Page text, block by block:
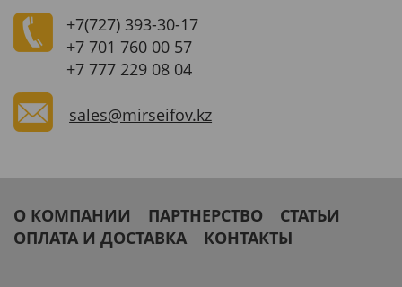
+7(727) 393-30-17
+7 701 760 00 57
+7 777 229 08 04
sales@mirseifov.kz
О КОМПАНИИ ПАРТНЕРСТВО
СТАТЬИ
ОПЛАТА И ДОСТАВКА
КОНТАКТЫ